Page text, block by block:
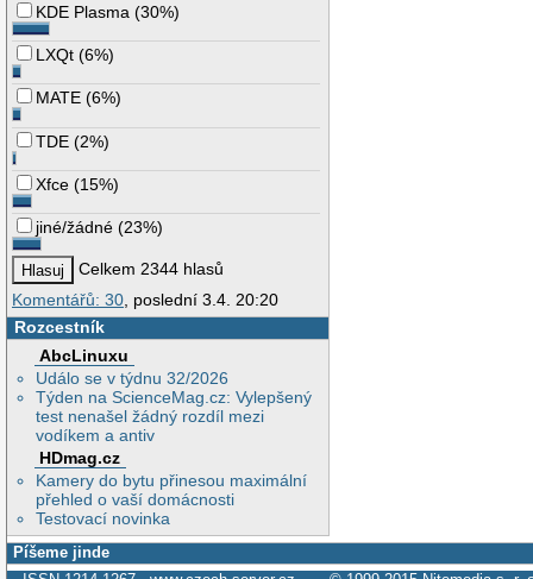
KDE Plasma (30%)
LXQt (6%)
MATE (6%)
TDE (2%)
Xfce (15%)
jiné/žádné (23%)
Celkem 2344 hlasů
Komentářů: 30 , poslední 3.4. 20:20
Rozcestník
AbcLinuxu
Událo se v týdnu 32/2026
Týden na ScienceMag.cz: Vylepšený
test nenašel žádný rozdíl mezi
vodíkem a antiv
HDmag.cz
Kamery do bytu přinesou maximální
přehled o vaší domácnosti
Testovací novinka
Píšeme jinde